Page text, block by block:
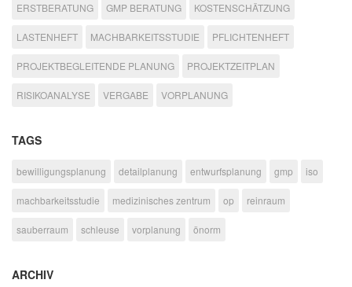
ERSTBERATUNG GMP BERATUNG KOSTENSCHÄTZUNG
LASTENHEFT MACHBARKEITSSTUDIE PFLICHTENHEFT
PROJEKTBEGLEITENDE PLANUNG PROJEKTZEITPLAN
RISIKOANALYSE VERGABE VORPLANUNG
TAGS
bewilligungsplanung detailplanung entwurfsplanung gmp iso
machbarkeitsstudie medizinisches zentrum op reinraum
sauberraum schleuse vorplanung önorm
ARCHIV